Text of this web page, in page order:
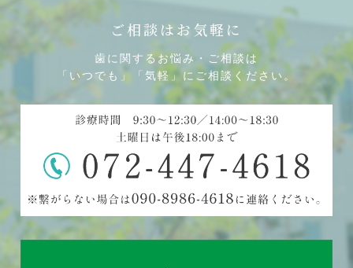
ご相談はお気軽に
歯に関するお悩み・ご相談は
「いつでも」「気軽」にご相談ください。